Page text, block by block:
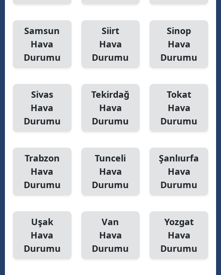
Samsun
Hava
Durumu
Siirt
Hava
Durumu
Sinop
Hava
Durumu
Sivas
Hava
Durumu
Tekirdağ
Hava
Durumu
Tokat
Hava
Durumu
Trabzon
Hava
Durumu
Tunceli
Hava
Durumu
Şanlıurfa
Hava
Durumu
Uşak
Hava
Durumu
Van
Hava
Durumu
Yozgat
Hava
Durumu